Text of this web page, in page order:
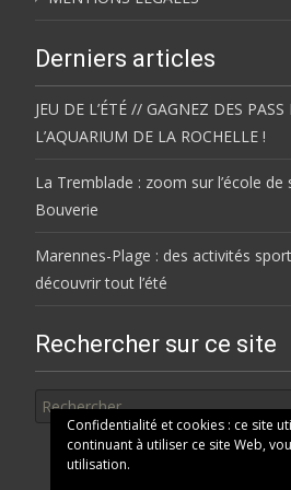
Derniers articles
JEU DE L’ÉTÉ // GAGNEZ DES
L’AQUARIUM DE LA ROCHELLE !
La Tremblade : zoom sur l’école de
Bouverie
Marennes-Plage : des activités
découvrir tout l’été
Rechercher sur ce site
Confidentialité et cookies : ce site
continuant à utiliser ce site Web,
utilisation.